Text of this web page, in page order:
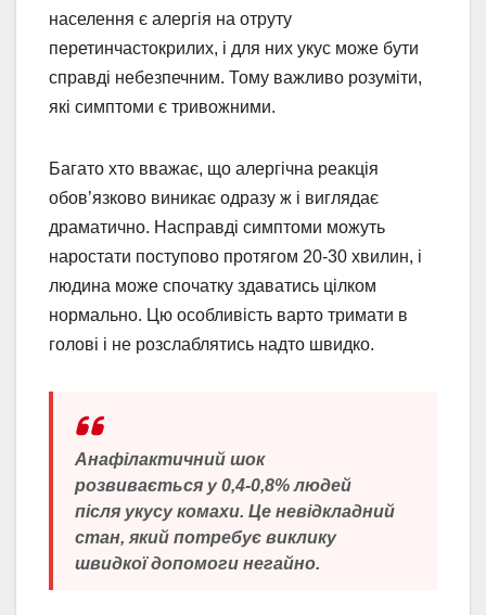
населення є алергія на отруту
перетинчастокрилих, і для них укус може бути
справді небезпечним. Тому важливо розуміти,
які симптоми є тривожними.
Багато хто вважає, що алергічна реакція
обов’язково виникає одразу ж і виглядає
драматично. Насправді симптоми можуть
наростати поступово протягом 20-30 хвилин, і
людина може спочатку здаватись цілком
нормально. Цю особливість варто тримати в
голові і не розслаблятись надто швидко.
Анафілактичний шок
розвивається у 0,4-0,8% людей
після укусу комахи. Це невідкладний
стан, який потребує виклику
швидкої допомоги негайно.